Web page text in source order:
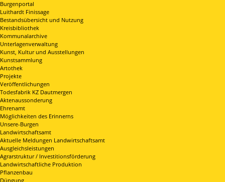
Burgenportal
Luithardt Finissage
Bestandsübersicht und Nutzung
Kreisbibliothek
Kommunalarchive
Unterlagenverwaltung
Kunst, Kultur und Ausstellungen
Kunstsammlung
Artothek
Projekte
Veröffentlichungen
Todesfabrik KZ Dautmergen
Aktenaussonderung
Ehrenamt
Möglichkeiten des Erinnerns
Unsere-Burgen
Landwirtschaftsamt
Aktuelle Meldungen Landwirtschaftsamt
Ausgleichsleistungen
Agrarstruktur / Investitionsförderung
Landwirtschaftliche Produktion
Pflanzenbau
Düngung